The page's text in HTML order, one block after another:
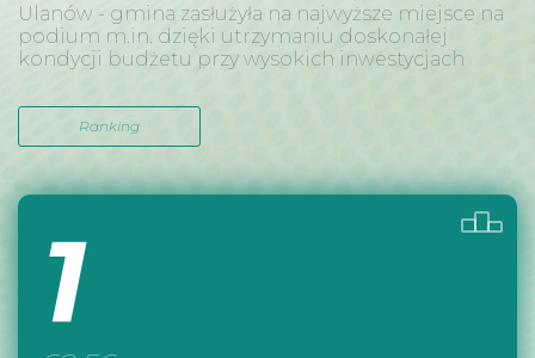
Ulanów - gmina zasłużyła na najwyższe miejsce na
podium m.in. dzięki utrzymaniu doskonałej
kondycji budżetu przy wysokich inwestycjach
Ranking
1